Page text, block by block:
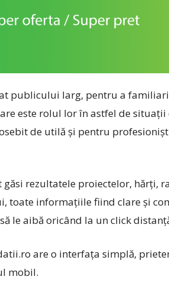
publicului larg, pentru a
este rolul lor în astfel de
de utilă și pentru
găsi rezultatele proiectelor, hărți,
toate informațiile fiind clare și
le aibă oricând la un click
are o interfața simplă,
mobil.